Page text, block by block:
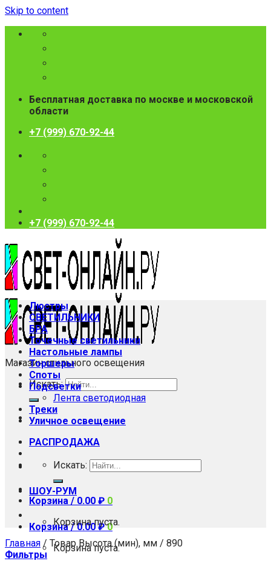
Skip to content
Бесплатная доставка по москве и московской
области
+7 (999) 670-92-44
+7 (999) 670-92-44
Магазин стильного освещения
Искать:
РАСПРОДАЖА
ШОУ-РУМ
Корзина /0.00₽ 0
Корзина пуста.
Люстры
СВЕТИЛЬНИКИ
БРА
Точечные светильники
Настольные лампы
Торшеры
Споты
Подсветки
Лента светодиодная
Треки
Уличное освещение
Искать:
Корзина / 0.00 ₽ 0
Корзина пуста.
Главная / Товар Высота (мин), мм / 890
Фильтры